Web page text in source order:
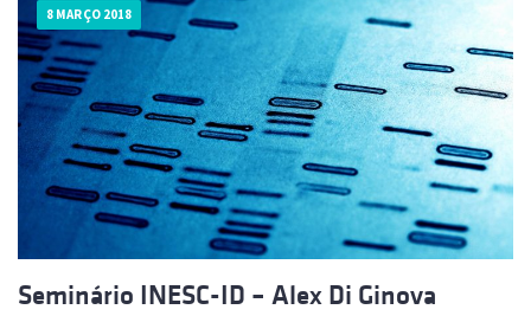
8 MARÇO 2018
Seminário INESC-ID – Alex Di Ginova